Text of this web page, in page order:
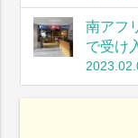
南アフ
で受け